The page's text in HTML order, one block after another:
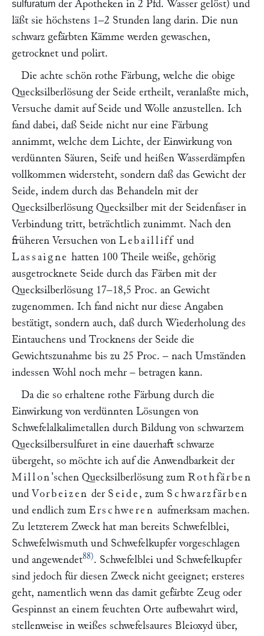
sulfuratum der Apotheken in 2 Pfd. Wasser gelöst) und
läßt sie höchstens 1–2 Stunden lang darin. Die nun
schwarz gefärbten Kämme werden gewaschen,
getrocknet und polirt.
Die achte schön rothe Färbung, welche die obige
Quecksilberlösung der Seide ertheilt, veranlaßte mich,
Versuche damit auf Seide und Wolle anzustellen. Ich
fand dabei, daß Seide nicht nur eine Färbung
annimmt, welche dem Lichte, der Einwirkung von
verdünnten Säuren, Seife und heißen Wasserdämpfen
vollkommen widersteht, sondern daß das Gewicht der
Seide, indem durch das Behandeln mit der
Quecksilberlösung Quecksilber mit der Seidenfaser in
Verbindung tritt, beträchtlich zunimmt. Nach den
früheren Versuchen von Lebailliffund
Lassaigne hatten 100 Theile weiße, gehörig
ausgetrocknete Seide durch das Färben mit der
Quecksilberlösung 17–18,5 Proc. an Gewicht
zugenommen. Ich fand nicht nur diese Angaben
bestätigt, sondern auch, daß durch Wiederholung des
Eintauchens und Trocknens der Seide die
Gewichtszunahme bis zu 25 Proc. – nach Umständen
indessen Wohl noch mehr – betragen kann.
Da die so erhaltene rothe Färbung durch die
Einwirkung von verdünnten Lösungen von
Schwefelalkalimetallen durch Bildung von schwarzem
Quecksilbersulfuret in eine dauerhaft schwarze
übergeht, so möchte ich auf die Anwendbarkeit der
Millon 'schen Quecksilberlösung zum Rothfärben
und Vorbeizen der Seide , zum Schwarzfärben
und endlich zum Erschweren aufmerksam machen.
Zu letzterem Zweck hat man bereits Schwefelblei,
Schwefelwismuth und Schwefelkupfer vorgeschlagen
und angewendet88). Schwefelblei und Schwefelkupfer
sind jedoch für diesen Zweck nicht geeignet; ersteres
geht, namentlich wenn das damit gefärbte Zeug oder
Gespinnst an einem feuchten Orte aufbewahrt wird,
stellenweise in weißes schwefelsaures Bleioxyd über,